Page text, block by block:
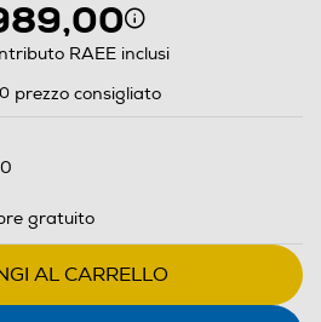
RAEE inclusi
prezzo consigliato
gratuito
AL CARRELLO